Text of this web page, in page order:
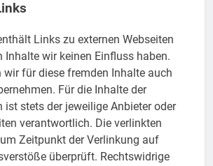
Links zu externen Webseiten
Inhalte wir keinen Einfluss haben.
wir für diese fremden Inhalte auch
Für die Inhalte der
ist stets der jeweilige Anbieter oder
verantwortlich. Die verlinkten
Zeitpunkt der Verlinkung auf
überprüft. Rechtswidrige